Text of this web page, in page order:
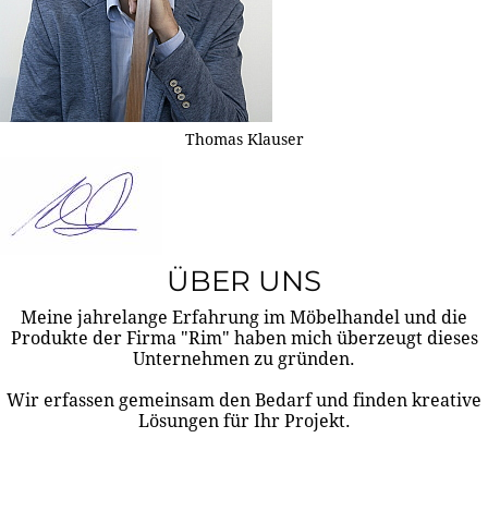
Thomas Klauser
ÜBER UNS
Meine jahrelange Erfahrung im Möbelhandel und die
Produkte der Firma "Rim" haben mich überzeugt dieses
Unternehmen zu gründen.
Wir erfassen gemeinsam den Bedarf und finden kreative
Lösungen für Ihr Projekt.